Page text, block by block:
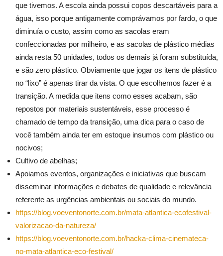
que tivemos. A escola ainda possui copos descartáveis para a
água, isso porque antigamente comprávamos por fardo, o que
diminuía o custo, assim como as sacolas eram
confeccionadas por milheiro, e as sacolas de plástico médias
ainda resta 50 unidades, todos os demais já foram substituída,
e são zero plástico. Obviamente que jogar os itens de plástico
no “lixo” é apenas tirar da vista. O que escolhemos fazer é a
transição. A medida que itens como esses acabam, são
repostos por materiais sustentáveis, esse processo é
chamado de tempo da transição, uma dica para o caso de
você também ainda ter em estoque insumos com plástico ou
nocivos;
Cultivo de abelhas;
Apoiamos eventos, organizações e iniciativas que buscam
disseminar informações e debates de qualidade e relevância
referente as urgências ambientais ou sociais do mundo.
https://blog.voeventonorte.com.br/mata-atlantica-ecofestival-
valorizacao-da-natureza/
https://blog.voeventonorte.com.br/hacka-clima-cinemateca-
no-mata-atlantica-eco-festival/